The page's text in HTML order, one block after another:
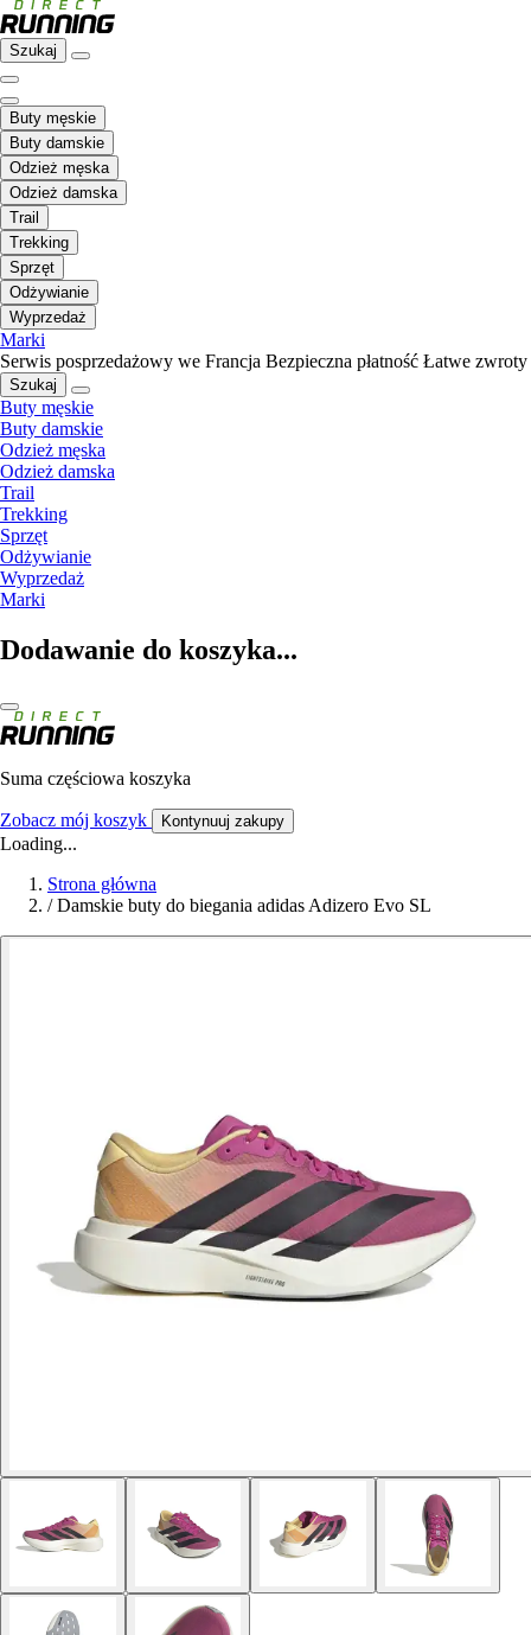
Szukaj
Buty męskie
Buty damskie
Odzież męska
Odzież damska
Trail
Trekking
Sprzęt
Odżywianie
Wyprzedaż
Marki
Serwis posprzedażowy we Francja Bezpieczna płatność Łatwe zwroty
Szukaj
Buty męskie
Buty damskie
Odzież męska
Odzież damska
Trail
Trekking
Sprzęt
Odżywianie
Wyprzedaż
Marki
Dodawanie do koszyka...
Suma częściowa koszyka
Zobacz mój koszyk Kontynuuj zakupy
Loading...
Strona główna
/ Damskie buty do biegania adidas Adizero Evo SL